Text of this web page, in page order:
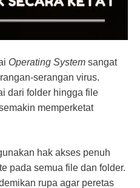
Operating System sangat
serangan virus.
dari folder hingga file
memperketat
hak akses penuh
pada semua file dan folder.
rupa agar peretas